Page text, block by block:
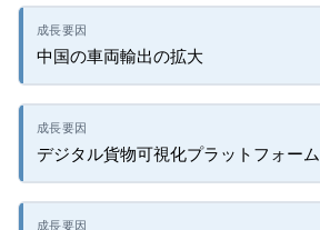
中国の車両輸出の拡大
デジタル貨物可視化プラットフォーム